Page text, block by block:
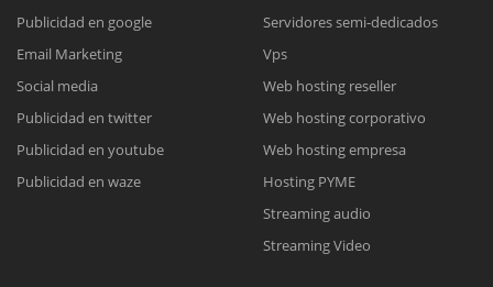
Reunión online
Nuestros ejecutivos le enviarán un correo electrónico con el enlace a
Meet para la reunión online.
Cotización
Todos nuestros ejecutivos están fuera de línea. Complete el formulario
Publicidad en google
Email Marketing
Social media
Publicidad en twitter
Publicidad en youtube
Publicidad en waze
Servidores semi-dedicados
Vps
Web hosting reseller
Web hosting corporativo
Web hosting empresa
Hosting PYME
Streaming audio
Streaming Video